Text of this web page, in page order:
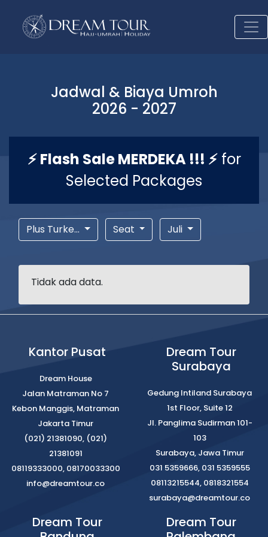
Jadwal & Biaya Umroh
2026 - 2027
⚡ Flash Sale MERDEKA !!! ⚡for
Selected Packages
Plus Turke... Seat Juli
Tidak ada data.
Kantor Pusat
Dream House
Jalan Matraman No 7
Kebon Manggis, Matraman
Jakarta Timur
(021) 21381090, (021)
21381091
08119333000, 08170033300
info@dreamtour.co
Dream Tour
Surabaya
Gedung Intiland Surabaya
1st Floor, Suite 12
Jl. Panglima Sudirman 101-
103
Surabaya, Jawa Timur
031 5359666, 031 5359555
08113215544, 0818321554
surabaya@dreamtour.co
Dream Tour
Dream Tour